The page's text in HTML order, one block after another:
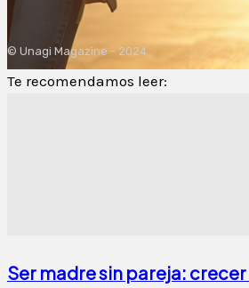
© Unagi Magazine - 2024
Te recomendamos leer:
Ser madre sin pareja: